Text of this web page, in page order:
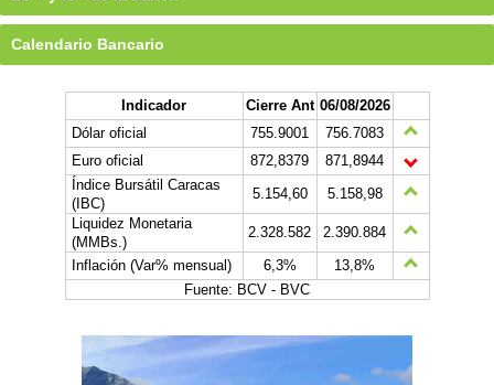
Calendario Bancario
Indicador Cierre Ant 06/08/2026
Dólar oficial
755.9001
756.7083
Euro oficial
872,8379
871,8944
Índice Bursátil Caracas
(IBC)
5.154,60
5.158,98
Liquidez Monetaria
(MMBs.)
2.328.582
2.390.884
Inflación (Var% mensual)
6,3%
13,8%
Fuente: BCV - BVC